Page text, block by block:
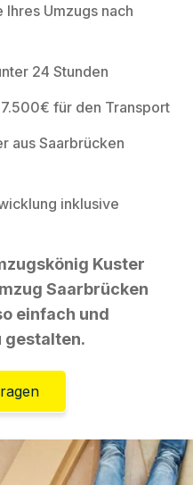
Umzugs nach
24 Stunden
für den Transport
aus Saarbrücken
inklusive
Kuster
Saarbrücken
einfach und
gestalten.